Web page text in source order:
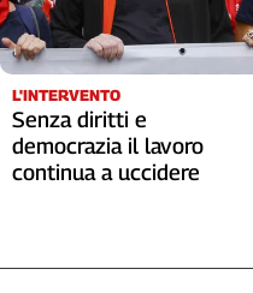
Archivio
Storico
1955-
2014
Cerca
L'INTERVENTO
Senza diritti e
democrazia il lavoro
continua a uccidere